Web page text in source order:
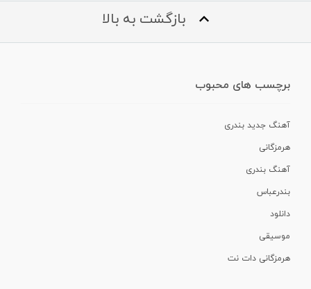
بازگشت به بالا
برچسب های محبوب
آهنگ جدید بندری
هرمزگانی
آهنگ بندری
بندرعباس
دانلود
موسیقی
هرمزگانی دات نت